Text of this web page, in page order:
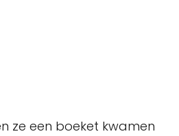
ze een boeket kwamen